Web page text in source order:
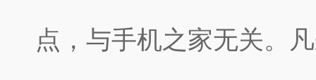
点，与手机之家无关。